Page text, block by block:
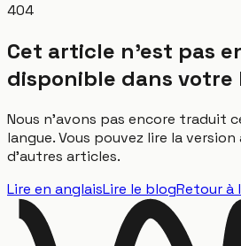
404
Cet article n'est pas
disponible dans votre
Nous n'avons pas encore traduit
langue. Vous pouvez lire la
d'autres articles.
Lire en anglaisLire le blogRetour à